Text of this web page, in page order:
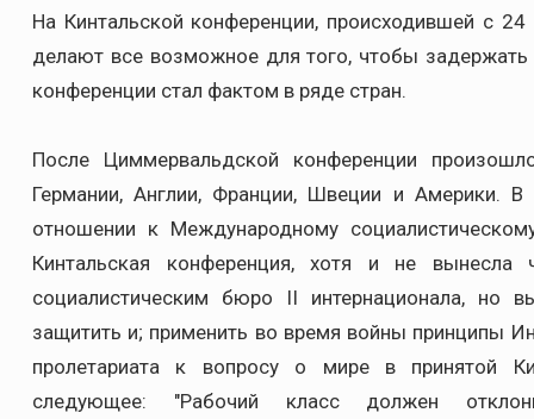
На Кинтальской конференции, происходившей с
делают все возможное для того, чтобы
конференции стал фактом в ряде стран.
После Циммервальдской конференции
Германии, Англии, Франции, Швеции и Америки.
отношении к Международному
Кинтальская конференция, хотя и не
социалистическим бюро II интернационала, но
защитить и; применить во время войны принципы
пролетариата к вопросу о мире в принятой
следующее: "Рабочий класс должен